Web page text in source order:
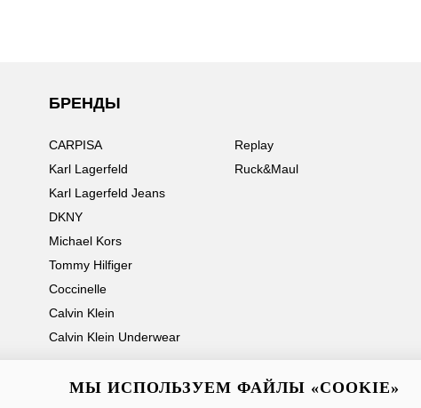
БРЕНДЫ
CARPISA
Karl Lagerfeld
Karl Lagerfeld Jeans
DKNY
Michael Kors
Tommy Hilfiger
Coccinelle
Calvin Klein
Calvin Klein Underwear
Replay
Ruck&Maul
МЫ ИСПОЛЬЗУЕМ ФАЙЛЫ «COOKIE»